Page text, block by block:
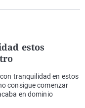
estos
tranquilidad en estos
consigue comenzar
en dominio